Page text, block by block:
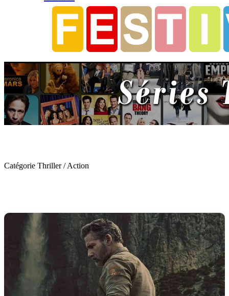
Catégorie Thriller / Action